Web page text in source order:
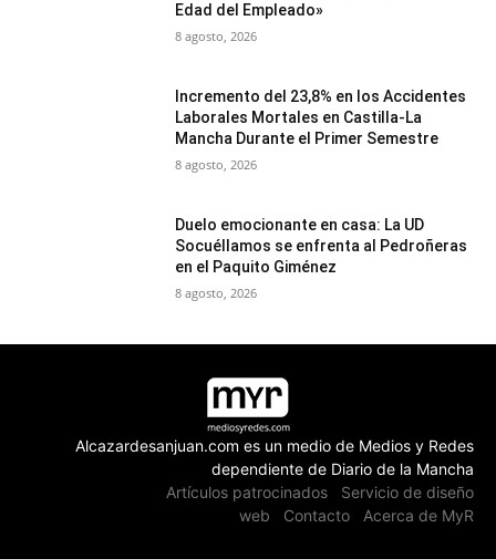
Edad del Empleado»
8 agosto, 2026
Incremento del 23,8% en los Accidentes
Laborales Mortales en Castilla-La
Mancha Durante el Primer Semestre
8 agosto, 2026
Duelo emocionante en casa: La UD
Socuéllamos se enfrenta al Pedroñeras
en el Paquito Giménez
8 agosto, 2026
Alcazardesanjuan.com es un medio de Medios y Redes
dependiente de Diario de la Mancha
Artículos patrocinados
Servicio de diseño
web
Contacto Acerca de MyR